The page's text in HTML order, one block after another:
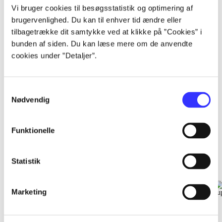
Vi bruger cookies til besøgsstatistik og optimering af
brugervenlighed. Du kan til enhver tid ændre eller
tilbagetrække dit samtykke ved at klikke på ”Cookies” i
bunden af siden. Du kan læse mere om de anvendte
cookies under ”Detaljer”.
Nødvendig
Funktionelle
Statistik
Marketing
...
Gå til serien